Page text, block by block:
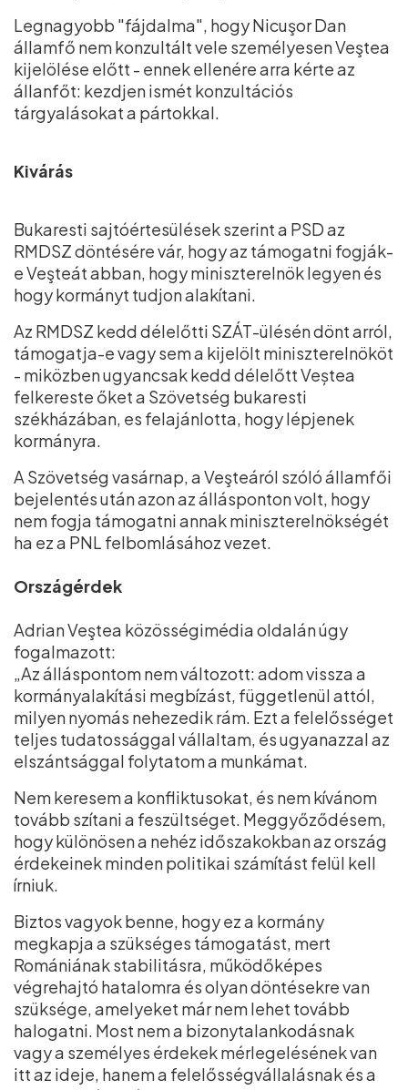
Legnagyobb "fájdalma", hogy Nicuşor Dan
államfő nem konzultált vele személyesen Veştea
kijelölése előtt - ennek ellenére arra kérte az
állanfőt: kezdjen ismét konzultációs
tárgyalásokat a pártokkal.
Kivárás
Bukaresti sajtóértesülések szerint a PSD az
RMDSZ döntésére vár, hogy az támogatni fogják-
e Veşteát abban, hogy miniszterelnök legyen és
hogy kormányt tudjon alakítani.
Az RMDSZ kedd délelőtti SZÁT-ülésén dönt arról,
támogatja-e vagy sem a kijelölt miniszterelnököt
- miközben ugyancsak kedd délelőtt Veștea
felkereste őket a Szövetség bukaresti
székházában, es felajánlotta, hogy lépjenek
kormányra.
A Szövetség vasárnap, a Veşteáról szóló államfői
bejelentés után azon az állásponton volt, hogy
nem fogja támogatni annak miniszterelnökségét
ha ez a PNL felbomlásához vezet.
Országérdek
Adrian Veştea közösségimédia oldalán úgy
fogalmazott:
„Az álláspontom nem változott: adom vissza a
kormányalakítási megbízást, függetlenül attól,
milyen nyomás nehezedik rám. Ezt a felelősséget
teljes tudatossággal vállaltam, és ugyanazzal az
elszántsággal folytatom a munkámat.
Nem keresem a konfliktusokat, és nem kívánom
tovább szítani a feszültséget. Meggyőződésem,
hogy különösen a nehéz időszakokban az ország
érdekeinek minden politikai számítást felül kell
írniuk.
Biztos vagyok benne, hogy ez a kormány
megkapja a szükséges támogatást, mert
Romániának stabilitásra, működőképes
végrehajtó hatalomra és olyan döntésekre van
szüksége, amelyeket már nem lehet tovább
halogatni. Most nem a bizonytalankodásnak
vagy a személyes érdekek mérlegelésének van
itt az ideje, hanem a felelősségvállalásnak és a